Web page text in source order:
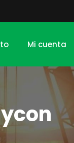
Mi cuenta